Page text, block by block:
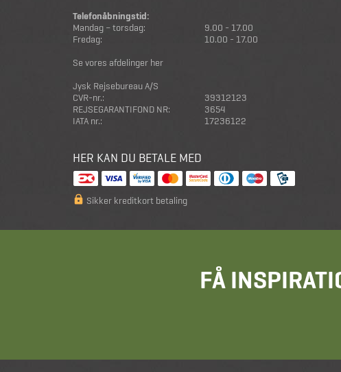
Telefonåbningstid:
Mandag – torsdag:
9.00 - 17.00
Fredag:
10.00 - 17.00
Se vores afdelinger her
Jysk Rejsebureau A/S
CVR-nr.:
39312123
REJSEGARANTIFOND NR:
3654
IATA nr.:
17236122
HER KAN DU BETALE MED
Sikker kreditkort betaling
FÅ